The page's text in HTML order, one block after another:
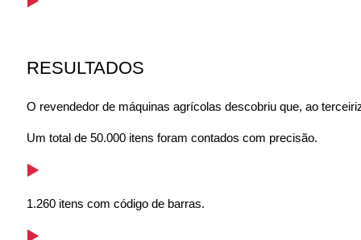
RESULTADOS
O revendedor de máquinas agrícolas descobriu que, ao
Um total de 50.000 itens foram contados com precisão.
1.260 itens com código de barras.